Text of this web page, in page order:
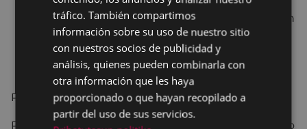
para establecer criterios de música e imagen en
las barracas de las fiestas de San Juan. Se
aprueba por unanimidad la moción alternativa
de Eibarko EAJ-PNV.
Para consultar toda la informaciónPULSA AQUÍ
Para ver íntegro el Pleno Municipal del 27 de febrero
SPANISH
tráfico. También compartimos
información sobre su uso de nuestro sitio
con nuestros socios de publicidad y
análisis, quienes pueden combinarla con
otra información que les haya
proporcionado o que hayan recopilado a
partir del uso de sus servicios.